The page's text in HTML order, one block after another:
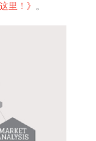
里！》 。